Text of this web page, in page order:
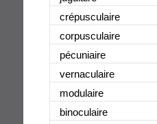
crépusculaire
corpusculaire
pécuniaire
vernaculaire
modulaire
binoculaire